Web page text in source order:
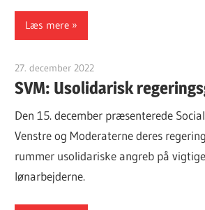
Læs mere
27. december 2022
SVM: Usolidarisk
Den 15. december præsenterede
Venstre og Moderaterne deres
rummer usolidariske angreb på
lønarbejderne.